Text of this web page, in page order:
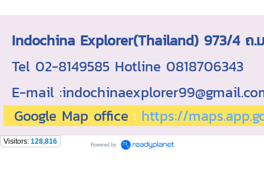
Indochina Explorer(Thailand) 973/4
Tel 02-8149585 Hotline 0818706343
E-mail
Google Map office : https://
Visitors: 128,816